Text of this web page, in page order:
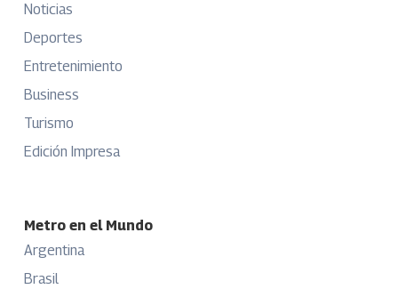
Noticias
Deportes
Entretenimiento
Business
Turismo
Edición Impresa
Metro en el Mundo
Argentina
Brasil